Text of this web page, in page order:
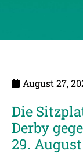
August 27,
Die
Derby
29.